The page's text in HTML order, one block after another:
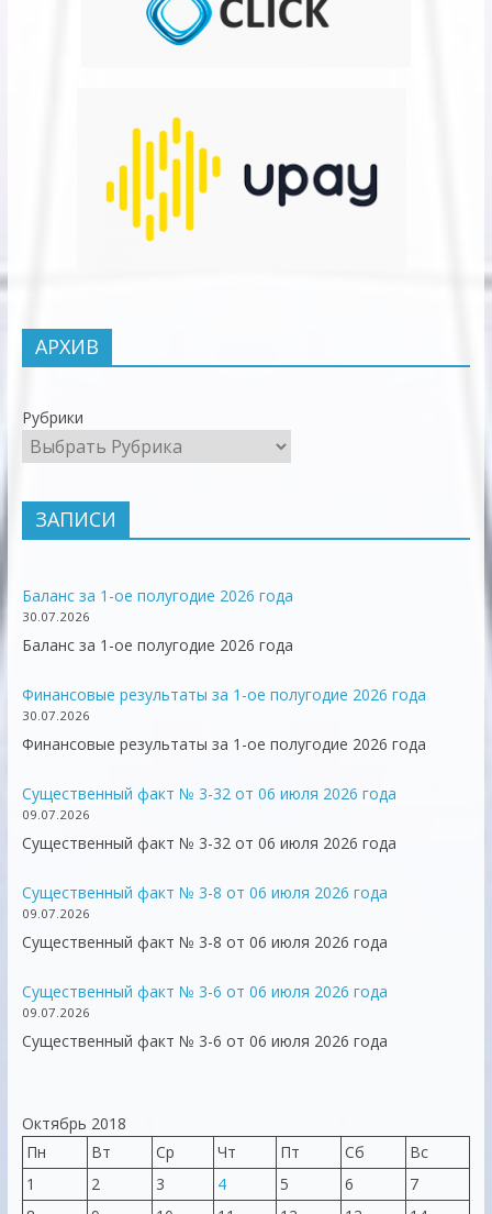
АРХИВ
Рубрики
ЗАПИСИ
Баланс за 1-ое полугодие 2026 года
30.07.2026
Баланс за 1-ое полугодие 2026 года
Финансовые результаты за 1-ое полугодие 2026 года
30.07.2026
Финансовые результаты за 1-ое полугодие 2026 года
Существенный факт № 3-32 от 06 июля 2026 года
09.07.2026
Существенный факт № 3-32 от 06 июля 2026 года
Существенный факт № 3-8 от 06 июля 2026 года
09.07.2026
Существенный факт № 3-8 от 06 июля 2026 года
Существенный факт № 3-6 от 06 июля 2026 года
09.07.2026
Существенный факт № 3-6 от 06 июля 2026 года
Октябрь 2018
Пн
Вт Ср Чт Пт Сб
Вс
1
2 3 4 5 6
7